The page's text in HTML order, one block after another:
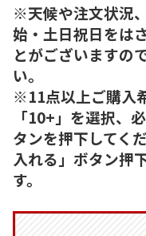
※天候や注文状況
始・土日祝日をは
とがございますの
い。
※11点以上ご購入
「10+」を選択、
タンを押下してく
入れる」ボタン押
す。